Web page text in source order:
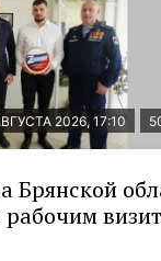
2026, 17:10
Брянской
рабочим